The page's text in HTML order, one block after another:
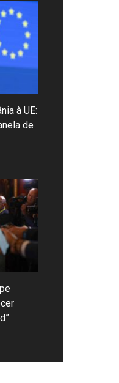
à UE:
de